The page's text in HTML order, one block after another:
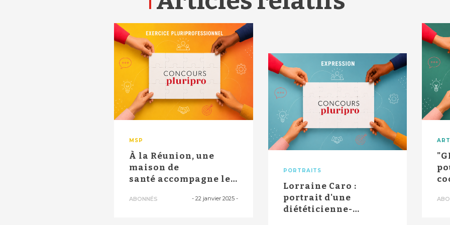
MSP
À la Réunion, une
maison de
santé accompagne les patients
ABONNÉS - 22 janvier 2025-
PORTRAITS
Lorraine Caro :
portrait d'une
diététicienne-